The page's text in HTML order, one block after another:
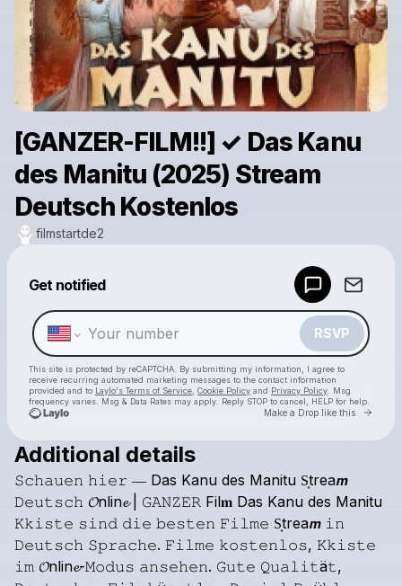
[GANZER-FILM!!] ✓ Das Kanu
des Manitu (2025) Stream
Deutsch Kostenlos
filmstartde2
Get notified
RSVP
This site is protected by reCAPTCHA. By submitting my information, I agree to
receive recurring automated marketing messages to the contact information
provided and to Laylo's Terms of Service Cookie Policy and Privacy Policy . Msg
frequency varies. Msg & Data Rates may apply. Reply STOP to cancel, HELP for help.
Make a Drop like this Go
Check your texts
Additional details
𝚂𝚌𝚑𝚊𝚞𝚎𝚗 𝚑𝚒𝚎𝚛 ― Das Kanu des Manitu S͎trea𝙢
𝙳𝚎𝚞𝚝𝚜𝚌𝚑 𝓞nlin𝓮 𝙶𝙰𝙽𝚉𝙴𝚁 Fil𝐦 Das Kanu des Manitu
𝙺𝚔𝚒𝚜𝚝𝚎 𝚜𝚒𝚗𝚍 𝚍𝚒𝚎 𝚋𝚎𝚜𝚝𝚎𝚗 𝙵𝚒𝚕𝚖𝚎 S͎trea𝙢 𝚒𝚗
𝙳𝚎𝚞𝚝𝚜𝚌𝚑 𝚂𝚙𝚛𝚊𝚌𝚑𝚎. 𝙵𝚒𝚕𝚖𝚎 𝚔𝚘𝚜𝚝𝚎𝚗𝚕𝚘𝚜, 𝙺𝚔𝚒𝚜𝚝𝚎
𝚒𝚖 𝓞nlin𝓮-𝙼𝚘𝚍𝚞𝚜 𝚊𝚗𝚜𝚎𝚑𝚎𝚗. 𝙶𝚞𝚝𝚎 𝚀𝚞𝚊𝚕𝚒𝚝ä𝚝,